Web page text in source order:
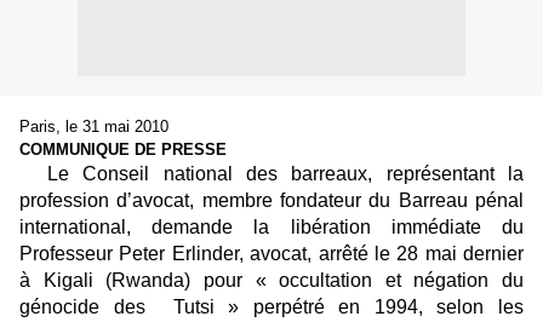
Paris, le 31 mai 2010
COMMUNIQUE DE PRESSE
Le Conseil national des barreaux, représentant la
profession d’avocat, membre fondateur du Barreau pénal
international, demande la libération immédiate du
Professeur Peter Erlinder, avocat, arrêté le 28 mai dernier
à Kigali (Rwanda) pour « occultation et négation du
génocide des Tutsi » perpétré en 1994, selon les